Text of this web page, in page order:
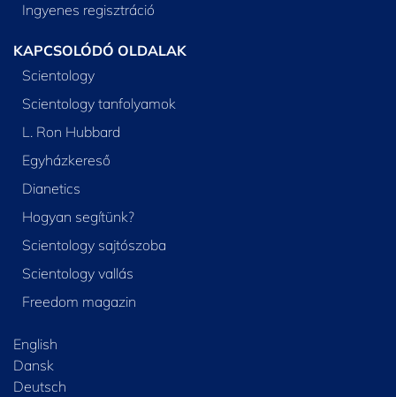
Ingyenes regisztráció
KAPCSOLÓDÓ OLDALAK
Scientology
Scientology tanfolyamok
L. Ron Hubbard
Egyházkereső
Dianetics
Hogyan segítünk?
Scientology sajtószoba
Scientology vallás
Freedom magazin
English
Dansk
Deutsch